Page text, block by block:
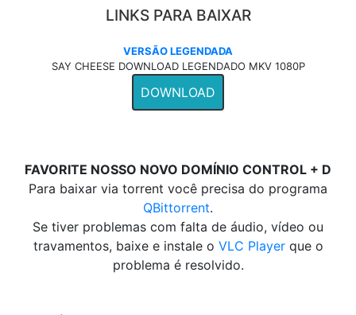
LINKS PARA BAIXAR
VERSÃO LEGENDADA
SAY CHEESE DOWNLOAD LEGENDADO MKV 1080P
DOWNLOAD
FAVORITE NOSSO NOVO DOMÍNIO CONTROL + D
Para baixar via torrent você precisa do programa
QBittorrent.
Se tiver problemas com falta de áudio, vídeo ou
travamentos, baixe e instale o VLC Playerque o
problema é resolvido.